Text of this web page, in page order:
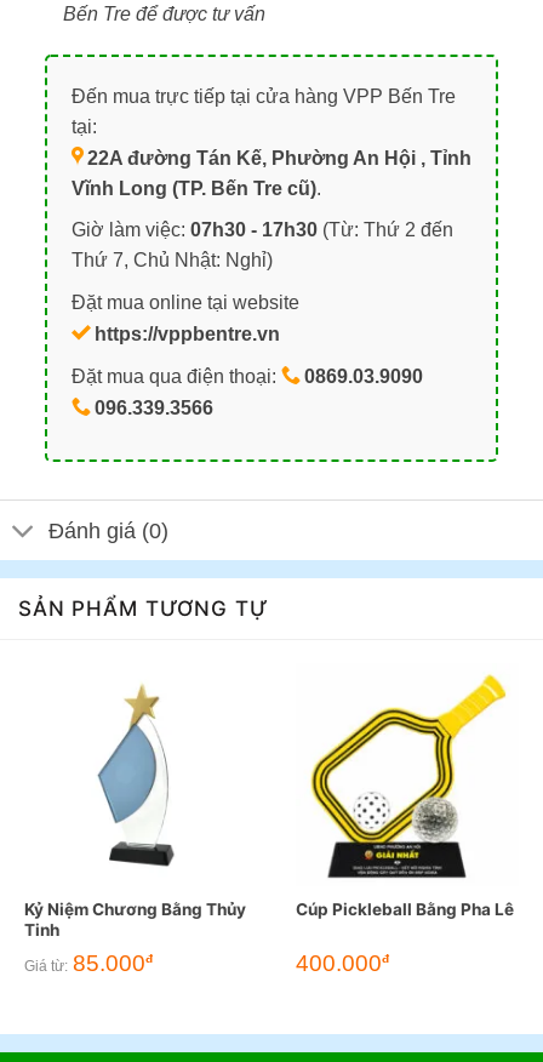
Bến Tre để được tư vấn
Đến mua trực tiếp tại cửa hàng VPP Bến Tre
tại:
22A đường Tán Kế, Phường An Hội , Tỉnh
Vĩnh Long (TP. Bến Tre cũ).
Giờ làm việc: 07h30 - 17h30(Từ: Thứ 2 đến
Thứ 7, Chủ Nhật: Nghỉ)
Đặt mua online tại website
https://vppbentre.vn
Đặt mua qua điện thoại:
0869.03.9090
096.339.3566
Đánh giá (0)
SẢN PHẨM TƯƠNG TỰ
Kỷ Niệm Chương Bằng Thủy
Tinh
Giá từ: 85.000đ
Cúp Pickleball Bằng Pha Lê
400.000đ